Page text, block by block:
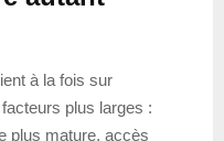
à la fois sur
plus larges :
plus mature, accès